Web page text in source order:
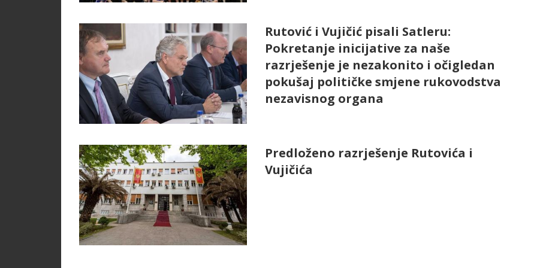
Rutović i Vujičić pisali Satleru:
Pokretanje inicijative za naše
razrješenje je nezakonito i očigledan
pokušaj političke smjene rukovodstva
nezavisnog organa
Predloženo razrješenje Rutovića i
Vujičića